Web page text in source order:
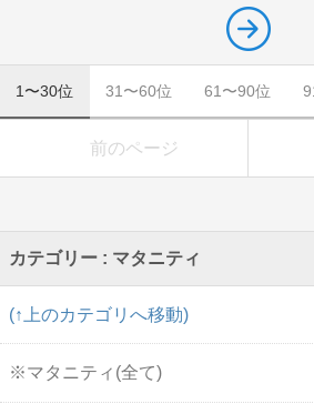
1〜30位 31〜60位 61〜90位
前のページ
カテゴリー : マタニティ
(↑上のカテゴリへ移動)
※マタニティ(全て)